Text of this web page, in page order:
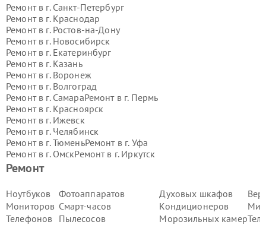
Ремонт
Ноутбуков
Мониторов
Телефонов
Фотоаппаратов
Смарт-часов
Пылесосов
Духовых шкафов
Кондиционеров
Морозильных камер
Ремонт в г. Санкт-Петербург
Ремонт в г. Краснодар
Ремонт в г. Ростов-на-Дону
Ремонт в г. Новосибирск
Ремонт в г. Екатеринбург
Ремонт в г. Казань
Ремонт в г. Воронеж
Ремонт в г. Волгоград
Ремонт в г. СамараРемонт в г. Пермь
Ремонт в г. Красноярск
Ремонт в г. Ижевск
Ремонт в г. Челябинск
Ремонт в г.ТюменьРемонт в г. Уфа
Ремонт в г. ОмскРемонт в г. Иркутск
Ремонт в г.
Ремонт в г.
Ремонт в г.
Ремонт в г.
Тольятти
Ремонт в г.Хабаровск
Ремонт в г. Томск